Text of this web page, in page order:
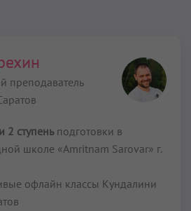
преподаватель
2 ступеньподготовки в
школе «Amritnam Sarovar» г.
офлайн классы Кундалини